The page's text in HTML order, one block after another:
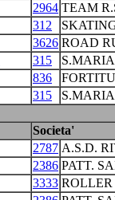
2964 TEAM
312
3626 ROAD
315
836
315
Societa'
2787 A.S.D.
2386 PATT.
3333 ROLLER